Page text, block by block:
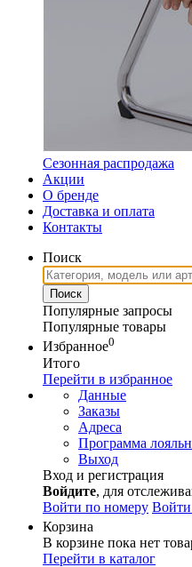
Сезонная распродажа
Акции
О бренде
Доставка и оплата
Контакты
Поиск
Популярные запросы
Популярные товары
Избранное0
Итого
Перейти в избранное
Данные
Заказы
Адреса
Программа
Выход
Вход и регистрация
Войдите, для
Войти по номеру Войти
Корзина
В корзине пока нет
Перейти в каталог